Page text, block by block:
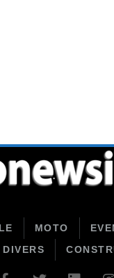
MOTO
DIVERS